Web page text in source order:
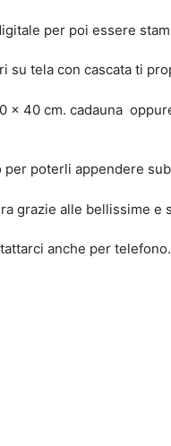
per poi essere
su tela con cascata ti
x 40 cm. cadauna
per poterli appendere
grazie alle bellissime e
anche per telefono.